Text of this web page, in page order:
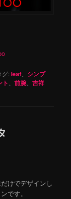
グ:leaf
シンプ
ト 、前腕 、吉祥
けでデザインし
です。